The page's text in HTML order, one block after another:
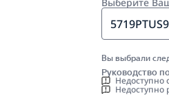
Вы выбрали
Руководство
Недоступно
Недоступно